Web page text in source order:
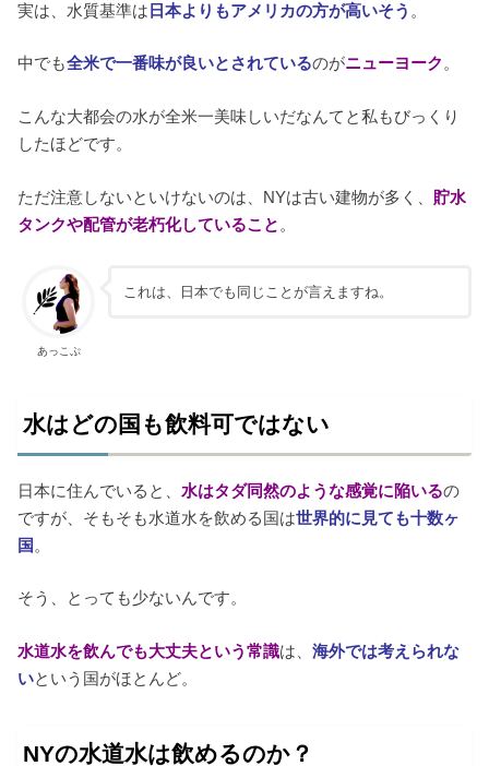
実は、水質基準は 日本よりもアメリカの方が高いそう 。
中でも全米で一番味が良いとされているのがニューヨーク。
こんな大都会の水が全米一美味しいだなんてと私もびっくり
したほどです。
ただ注意しないといけないのは、NYは古い建物が多く、 貯水
タンクや配管が老朽化していること 。
あっこぷ
これは、日本でも同じことが言えますね。
水はどの国も飲料可ではない
日本に住んでいると、水はタダ同然のような感覚に陥いるの
ですが、そもそも水道水を飲める国は世界的に見ても十数ヶ
国 。
そう、とっても少ないんです。
水道水を飲んでも大丈夫という常識は、海外では考えられな
いという国がほとんど。
NYの水道水は飲めるのか？